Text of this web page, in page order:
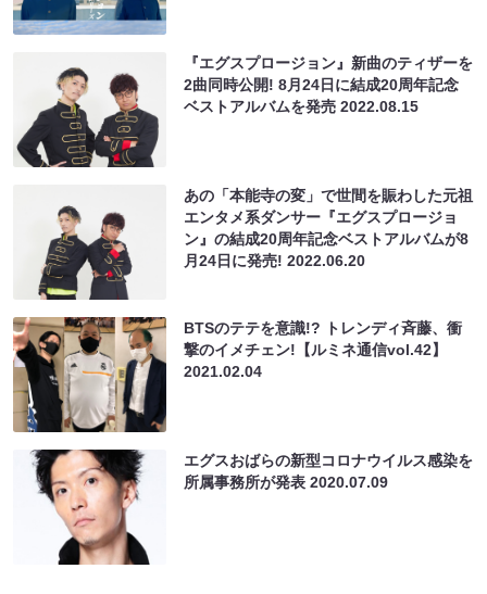
『エグスプロージョン』新曲のティザーを
2曲同時公開! 8月24日に結成20周年記念
ベストアルバムを発売2022.08.15
あの「本能寺の変」で世間を賑わした元祖
エンタメ系ダンサー『エグスプロージョ
ン』の結成20周年記念ベストアルバムが8
月24日に発売!2022.06.20
BTSのテテを意識!? トレンディ斉藤、衝
撃のイメチェン!【ルミネ通信vol.42】
2021.02.04
エグスおばらの新型コロナウイルス感染を
所属事務所が発表2020.07.09